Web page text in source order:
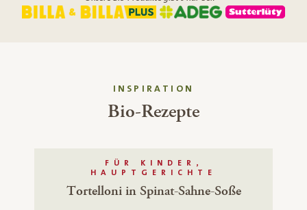
INSPIRATION
Bio-Rezepte
FÜR KINDER,
HAUPTGERICHTE
Tortelloni in Spinat-Sahne-Soße